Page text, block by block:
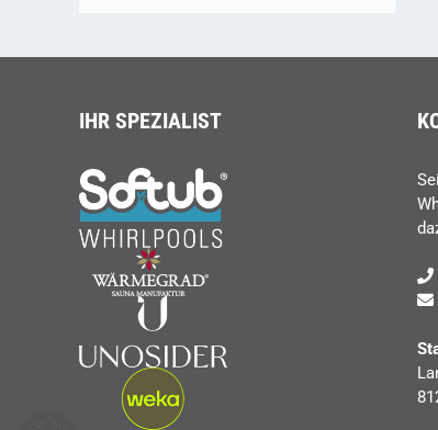
IHR SPEZIALIST